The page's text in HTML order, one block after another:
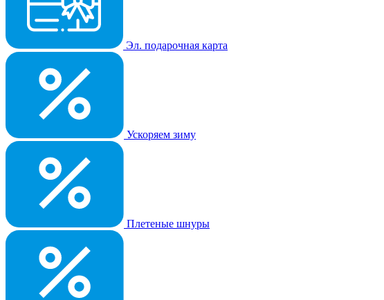
Эл. подарочная карта
Ускоряем зиму
Плетеные шнуры